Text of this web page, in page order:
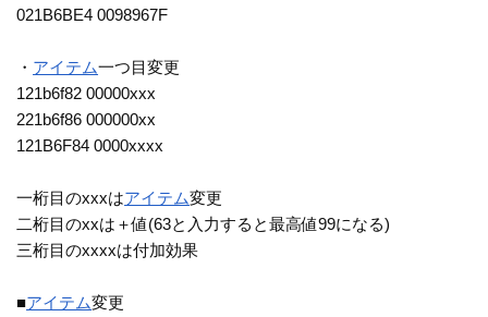
021B6BE4 0098967F
・ アイテム一つ目変更
121b6f82 00000xxx
221b6f86 000000xx
121B6F84 0000xxxx
一桁目のxxxはアイテム変更
二桁目のxxは＋値(63と入力すると最高値99になる)
三桁目のxxxxは付加効果
■アイテム変更